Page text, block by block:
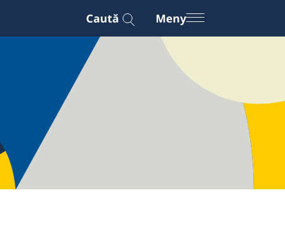
Caută Meny